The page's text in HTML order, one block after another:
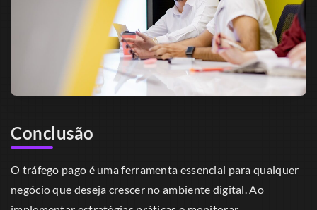
Conclusão
O tráfego pago é uma ferramenta essencial para qualquer
negócio que deseja crescer no ambiente digital. Ao